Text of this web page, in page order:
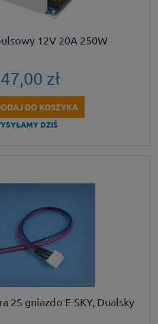
12V 20A 250W
zł
DO KOSZYKA
DZIŚ
2S gniazdo E-SKY, Dualsky